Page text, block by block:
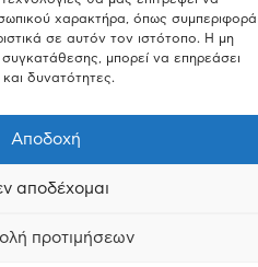
χαρακτήρα, όπως συμπεριφορά
σε αυτόν τον ιστότοπο. Η μη
μπορεί να επηρεάσει
και δυνατότητες.
Αποδοχή
αποδέχομαι
προτιμήσεων